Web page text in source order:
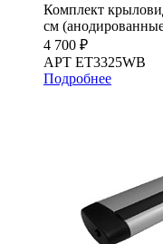
Комплект
см
4 700 ₽
АРТ ET3325WB
Подробнее